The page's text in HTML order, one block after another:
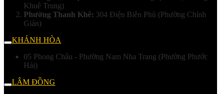
Khuê Trung)
Phường Thanh Khê: 304 Điện Biên Phủ (Phường Chính
Gián)
KHÁNH HÒA
05 Phong Châu - Phường Nam Nha Trang (Phường Phước
Hải)
LÂM ĐỒNG